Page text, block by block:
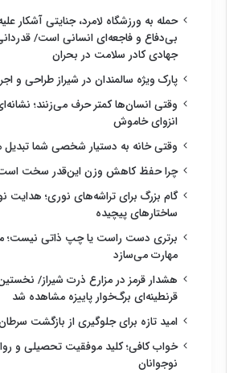
حمله به ورزشگاه لامرد، جنایتی آشکار
بی‌دفاع و فاجعه‌ای انسانی است/
جهادی کادر سلامت در بحران
پارک ویژه سالمندان در شیراز طراحی و
وقتی انسان‌ها کمتر حرف می‌زنند؛
انزوای خاموش
وقتی خانه به دستیار شخصی شما
چرا حفظ کاهش وزن این‌قدر سخت
گام بزرگ برای تراشه‌های نوری؛ هدایت
ساختارهای پیچیده
برتری دست راست یا چپ ذاتی نیست؛
مهارت می‌سازد
هشدار قرمز در مزارع ذرت شیراز/
قرنطینه‌ای برگ‌خوار پاییزه مشاهده شد
امید تازه برای جلوگیری از بازگشت
خواب کافی؛ کلید موفقیت تحصیلی و
نوجوانان